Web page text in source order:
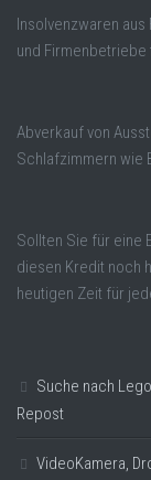
Insolvenzwaren
und Firmenbetriebe
Abverkauf von
Schlafzimmern wie
Sollten Sie für eine
diesen Kredit noch
heutigen Zeit für
Suche nach
Repost
VideoKamera,